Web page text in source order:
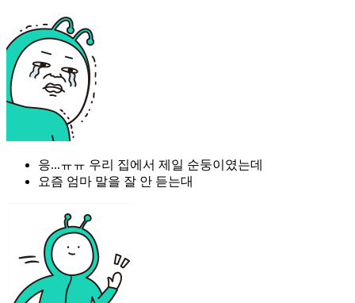
응...ㅠㅠ 우리 집에서 제일 순둥이였는데
요즘 엄마 말을 잘 안 듣는대